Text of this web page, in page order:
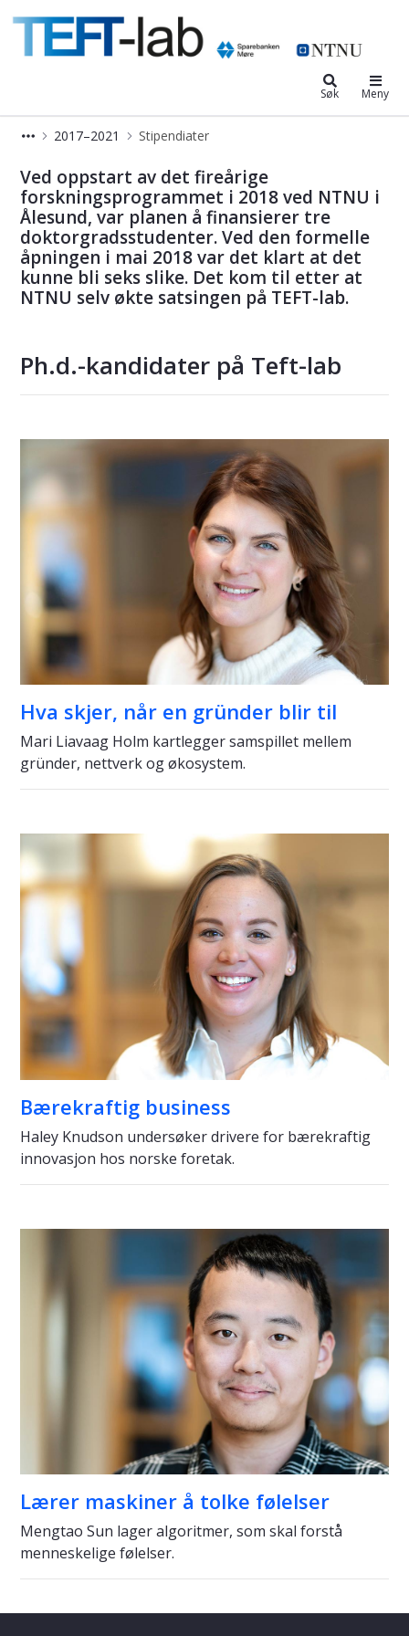
Lab for tjenesteinnovasjon,
Søk Meny
2017–2021 Stipendiater
Ph.d.-kandidater ved Teft-lab
Ved oppstart av det fireårige
forskningsprogrammet i 2018 ved NTNU i
Ålesund, var planen å finansierer tre
doktorgradsstudenter. Ved den formelle
åpningen i mai 2018 var det klart at det
kunne bli seks slike. Det kom til etter at
NTNU selv økte satsingen på TEFT-lab.
Ph.d.-kandidater på Teft-lab
Hva skjer, når en gründer blir til
Mari Liavaag Holm kartlegger samspillet mellem
gründer, nettverk og økosystem.
Bærekraftig business
Haley Knudson undersøker drivere for bærekraftig
innovasjon hos norske foretak.
Lærer maskiner å tolke følelser
Mengtao Sun lager algoritmer, som skal forstå
menneskelige følelser.